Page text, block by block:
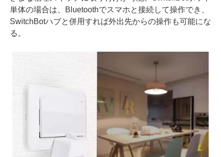
単体の場合は、Bluetoothでスマホと接続して操作でき、
SwitchBotハブと併用すれば外出先からの操作も可能にな
る。